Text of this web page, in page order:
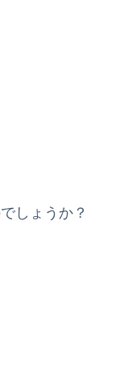
しょうか？